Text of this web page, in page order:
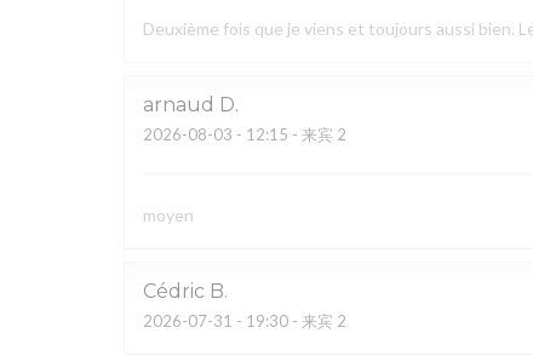
Deuxième fois que je viens et toujours aussi bien.
arnaud D
2026-08-03 - 12:15 - 来宾 2
moyen
Cédric B
2026-07-31 - 19:30 - 来宾 2